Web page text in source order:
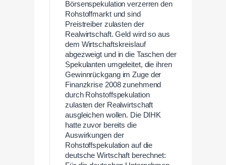
Börsenspekulation verzerren den
Rohstoffmarkt und sind
Preistreiber zulasten der
Realwirtschaft. Geld wird so aus
dem Wirtschaftskreislauf
abgezweigt und in die Taschen der
Spekulanten umgeleitet, die ihren
Gewinnrückgang im Zuge der
Finanzkrise 2008 zunehmend
durch Rohstoffspekulation
zulasten der Realwirtschaft
ausgleichen wollen. Die DIHK
hatte zuvor bereits die
Auswirkungen der
Rohstoffspekulation auf die
deutsche Wirtschaft berechnet: